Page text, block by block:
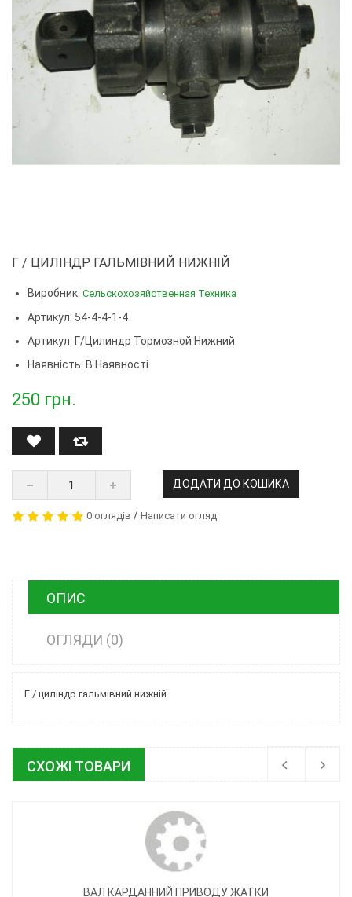
Г / ЦИЛІНДР ГАЛЬМІВНИЙ НИЖНІЙ
Виробник: Сельскохозяйственная Техника
Артикул: 54-4-4-1-4
Артикул: Г/цилиндр Тормозной Нижний
Наявність: В Наявності
250 грн.
ДОДАТИ ДО КОШИКА
0 оглядів / Написати огляд
ОПИС
ОГЛЯДИ (0)
Г / циліндр гальмівний нижній
СХОЖІ ТОВАРИ
ВАЛ КАРДАННИЙ ПРИВОДУ ЖАТКИ